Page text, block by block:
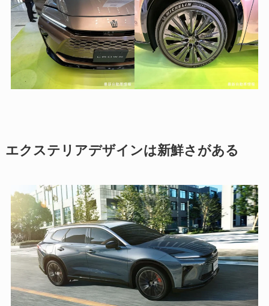
エクステリアデザインは新鮮さがある